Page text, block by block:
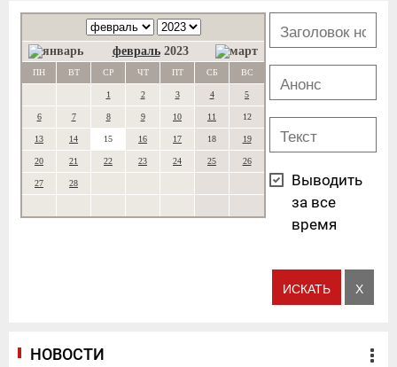
февраль 2023
ПН ВТ СР ЧТ ПТ СБ ВС
1 2 3 4 5
6 7 8 9 10 11 12
13 14 15 16 17 18 19
20 21 22 23 24 25 26
27 28
Выводить
за все
время
НОВОСТИ